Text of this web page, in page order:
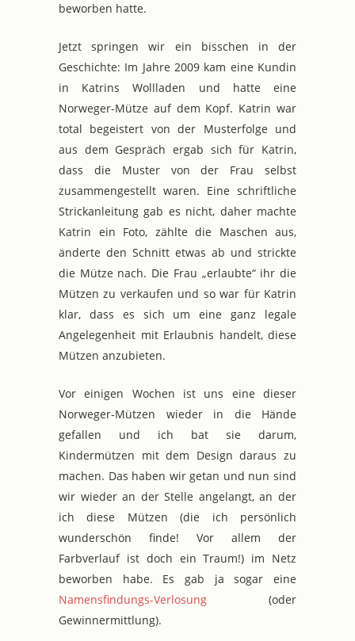
beworben hatte.
Jetzt springen wir ein bisschen in der
Geschichte: Im Jahre 2009 kam eine Kundin
in Katrins Wollladen und hatte eine
Norweger-Mütze auf dem Kopf. Katrin war
total begeistert von der Musterfolge und
aus dem Gespräch ergab sich für Katrin,
dass die Muster von der Frau selbst
zusammengestellt waren. Eine schriftliche
Strickanleitung gab es nicht, daher machte
Katrin ein Foto, zählte die Maschen aus,
änderte den Schnitt etwas ab und strickte
die Mütze nach. Die Frau „erlaubte“ ihr die
Mützen zu verkaufen und so war für Katrin
klar, dass es sich um eine ganz legale
Angelegenheit mit Erlaubnis handelt, diese
Mützen anzubieten.
Vor einigen Wochen ist uns eine dieser
Norweger-Mützen wieder in die Hände
gefallen und ich bat sie darum,
Kindermützen mit dem Design daraus zu
machen. Das haben wir getan und nun sind
wir wieder an der Stelle angelangt, an der
ich diese Mützen (die ich persönlich
wunderschön finde! Vor allem der
Farbverlauf ist doch ein Traum!) im Netz
beworben habe. Es gab ja sogar eine
Namensfindungs-Verlosung (oder
Gewinnermittlung).